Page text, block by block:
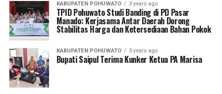
KABUPATEN POHUWATO 3 years ago
TPID Pohuwato Studi Banding di PD Pasar
Manado: Kerjasama Antar Daerah Dorong
Stabilitas Harga dan Ketersediaan Bahan Pokok
KABUPATEN POHUWATO 3 years ago
Bupati Saipul Terima Kunker Ketua PA Marisa